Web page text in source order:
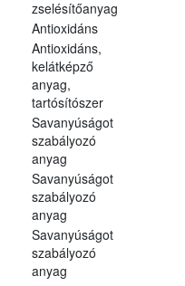
zselésítőanyag
Antioxidáns
Antioxidáns,
kelátképző
anyag,
tartósítószer
Savanyúságot
szabályozó
anyag
Savanyúságot
szabályozó
anyag
Savanyúságot
szabályozó
anyag